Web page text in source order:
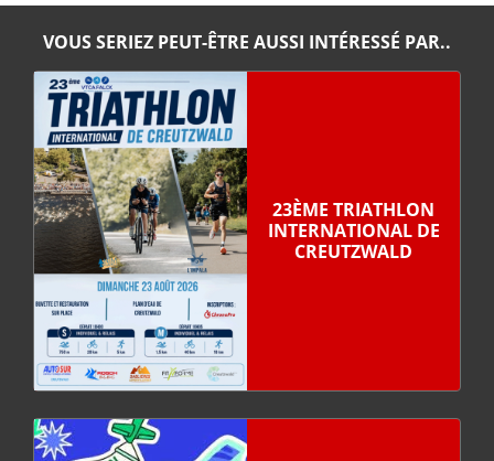
VOUS SERIEZ PEUT-ÊTRE AUSSI INTÉRESSÉ PAR..
23ÈME TRIATHLON
INTERNATIONAL DE
CREUTZWALD